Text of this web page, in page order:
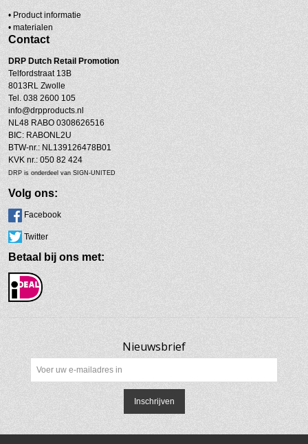
• Product informatie
• materialen
Contact
DRP Dutch Retail Promotion
Telfordstraat 13B
8013RL Zwolle
Tel. 038 2600 105
info@drpproducts.nl
NL48 RABO 0308626516
BIC: RABONL2U
BTW-nr.: NL139126478B01
KVK nr.: 050 82 424
DRP is onderdeel van SIGN-UNITED
Volg ons:
Facebook
Twitter
Betaal bij ons met:
Nieuwsbrief
Inschrijven